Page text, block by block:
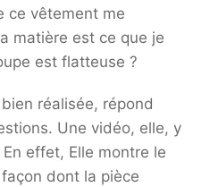
ce vêtement me
matière est ce que je
est flatteuse ?
réalisée, répond
Une vidéo, elle, y
effet, Elle montre le
dont la pièce